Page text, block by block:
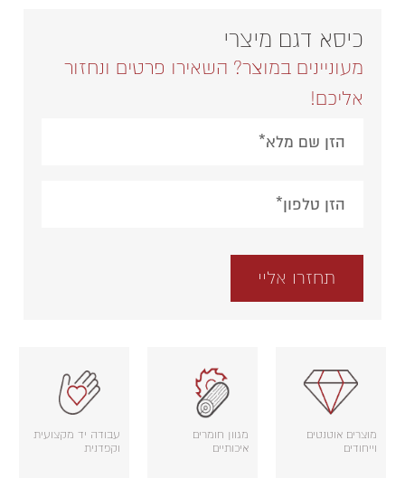
כיסא דגם מיצרי
מעוניינים במוצר? השאירו פרטים ונחזור
אליכם!
מוצרים אוטנטים
וייחודים
מגוון חומרים
איכותיים
עבודה יד מקצועית
וקפדנית